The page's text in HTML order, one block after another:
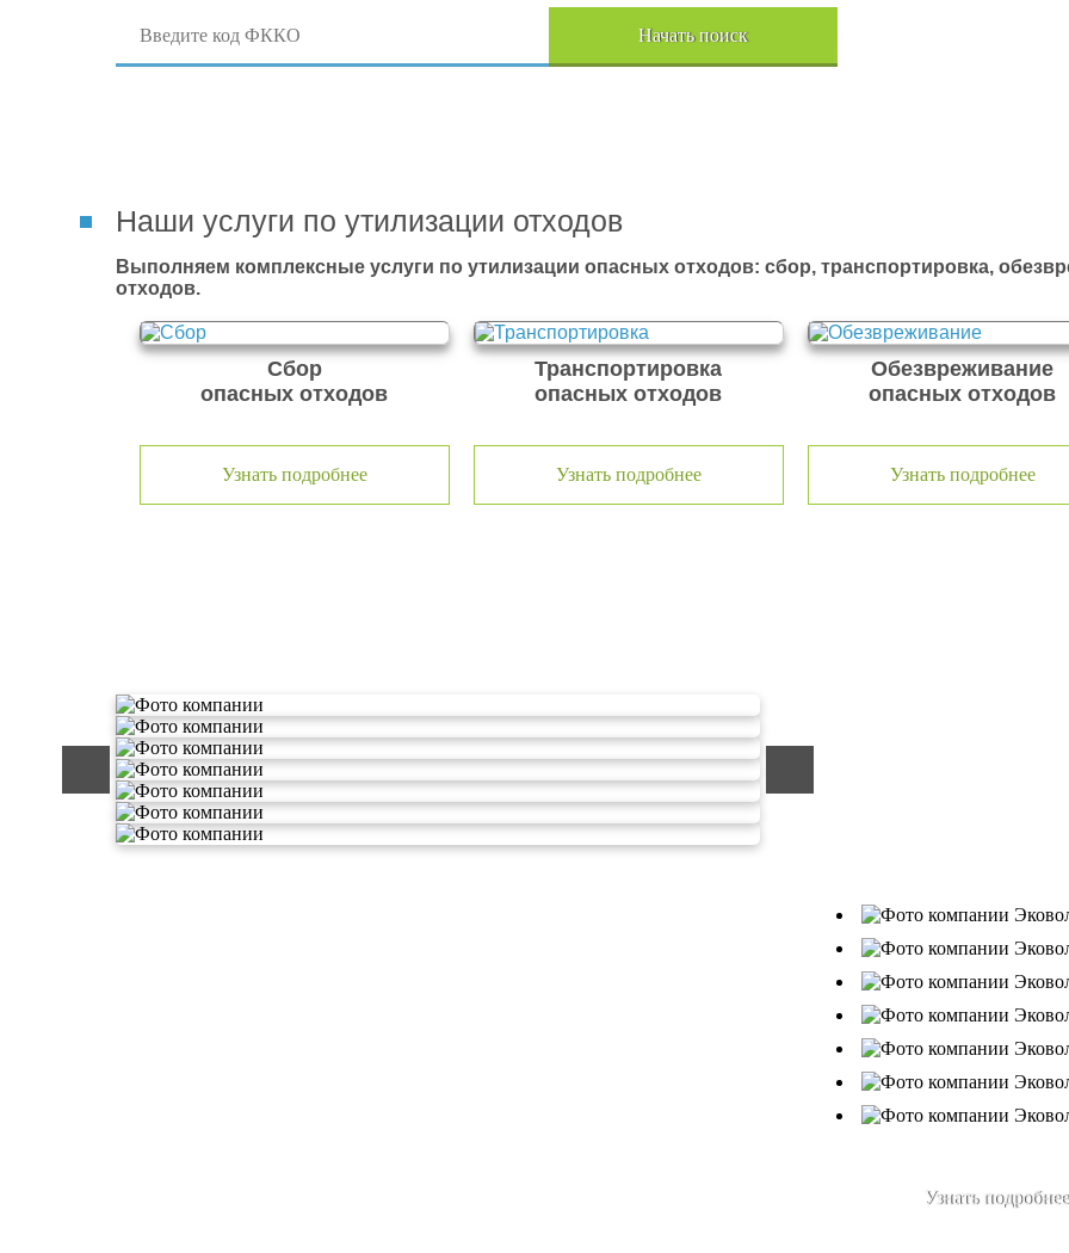
Начать поиск
Наши услуги по утилизации отходов
Выполняем комплексные услуги по утилизации опасных отходов: сбор, транспортировка,
отходов.
Сбор
опасных отходов
Узнать подробнее
Транспортировка
опасных отходов
Узнать подробнее
Обезвреживание
опасных отходов
Узнать подробнее
Узнать подробнее